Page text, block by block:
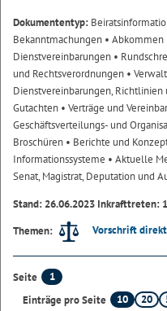
Dokumententyp:
Bekanntmachungen • Abkommen
Dienstvereinbarungen •
und Rechtsverordnungen •
Dienstvereinbarungen, Richtlinien
Gutachten • Verträge und
Geschäftsverteilungs- und
Broschüren • Berichte und
Informationssysteme • Aktuelle
Senat, Magistrat, Deputation und
Stand: 26.06.2023 Inkrafttreten:
Themen:
Vorschrift
Seite
1
Einträge pro Seite
10 20